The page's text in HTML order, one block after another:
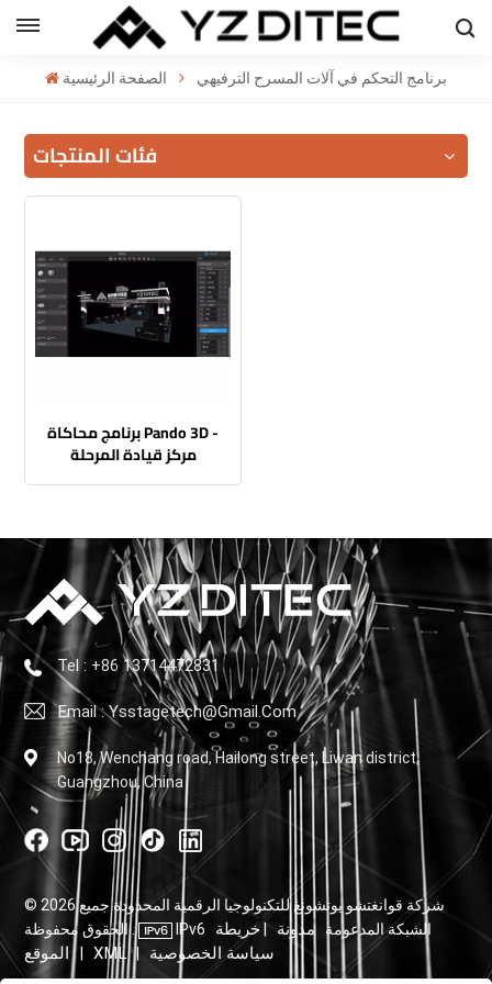
الصفحة الرئيسية برنامج التحكم في آلات المسرح الترفيهي
فئات المنتجات
برنامج محاكاة Pando 3D -
مركز قيادة المرحلة
Tel : +86 13714472831
Email : Ysstagetech@gmail.com
No18, Wenchang road, Hailong street, Liwan district,
Guangzhou, China
© 2026 شركة قوانغتشو يوتشونغ للتكنولوجيا الرقمية المحدودة جميع
الحقوق محفوظة .
IPv6 الشبكة المدعومة مدونة
خريطة
الموقع
XML | سياسة الخصوصية